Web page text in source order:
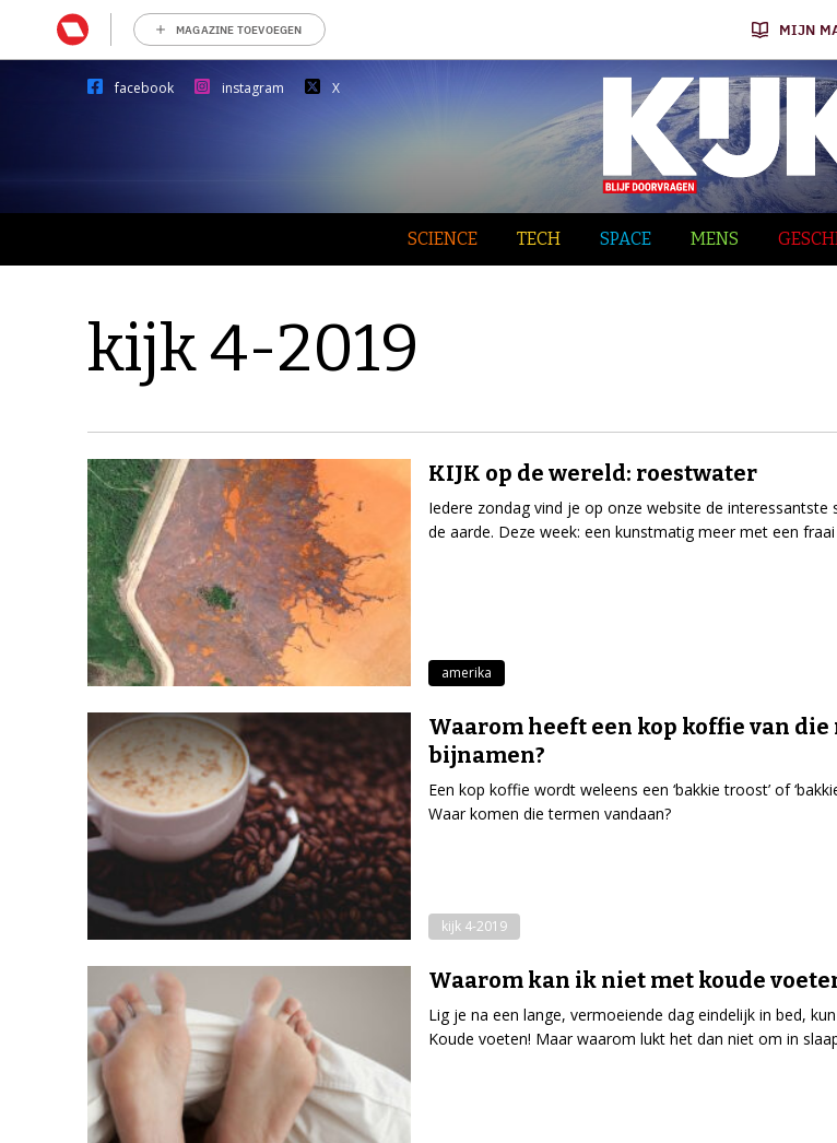
MAGAZINE TOEVOEGEN MIJN
facebook instagram X
SCIENCE TECH SPACE MENS
kijk 4-2019
KIJK op de wereld: roestwater
Iedere zondag vind je op onze website de interessantste
de aarde. Deze week: een kunstmatig meer met een
amerika
Waarom heeft een kop koffie van die
bijnamen?
Een kop koffie wordt weleens een ‘bakkie troost’ of
Waar komen die termen vandaan?
kijk 4-2019
Waarom kan ik niet met koude
Lig je na een lange, vermoeiende dag eindelijk in bed,
Koude voeten! Maar waarom lukt het dan niet om in